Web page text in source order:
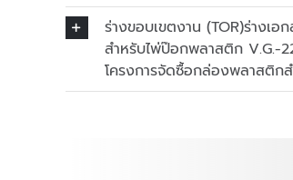
ร่างขอบเขตงาน (TOR)ร่างเ
สำหรับไพ่ป๊อกพลาสติก V.G.-
โครงการจัดซื้อกล่องพลาสติก